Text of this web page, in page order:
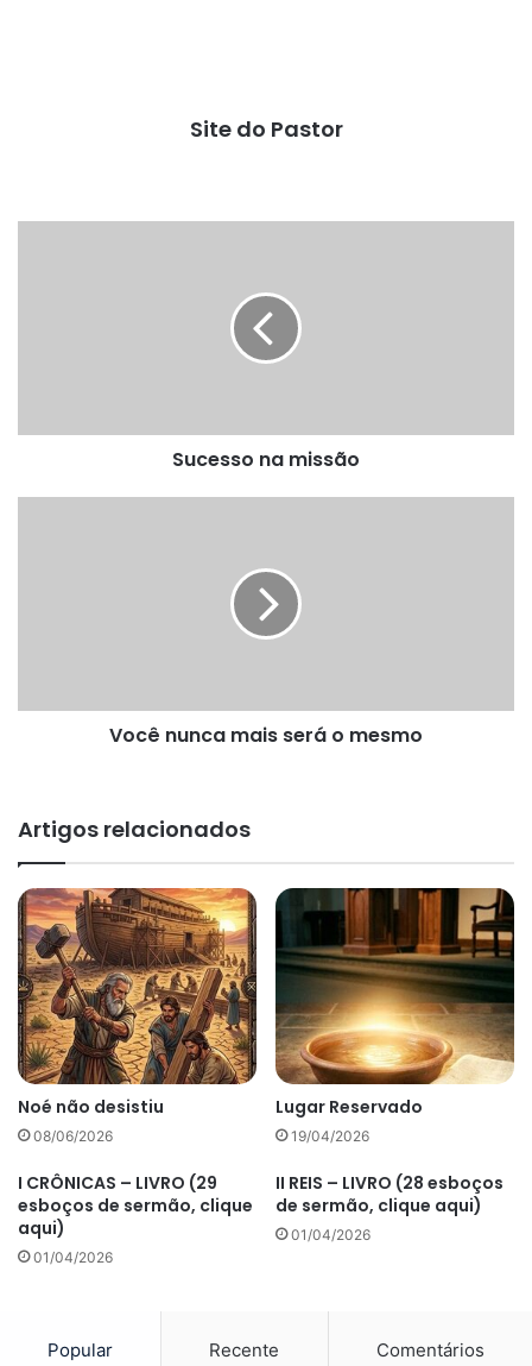
Site do Pastor
Sucesso na missão
Você nunca mais será o mesmo
Artigos relacionados
Noé não desistiu
08/06/2026
Lugar Reservado
19/04/2026
I CRÔNICAS – LIVRO (29
esboços de sermão, clique
aqui)
01/04/2026
II REIS – LIVRO (28 esboços
de sermão, clique aqui)
01/04/2026
Popular Recente Comentários